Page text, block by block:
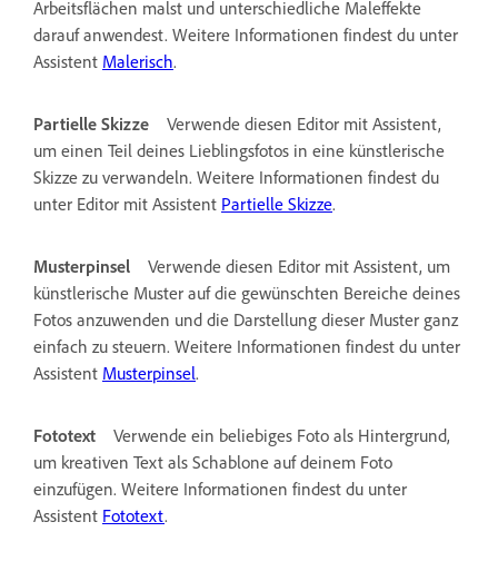
Arbeitsflächen malst und unterschiedliche Maleffekte
darauf anwendest. Weitere Informationen findest du unter
Assistent Malerisch.
Partielle Skizze
Verwende diesen Editor mit Assistent,
um einen Teil deines Lieblingsfotos in eine künstlerische
Skizze zu verwandeln. Weitere Informationen findest du
unter Editor mit Assistent Partielle Skizze.
Musterpinsel
Verwende diesen Editor mit Assistent, um
künstlerische Muster auf die gewünschten Bereiche deines
Fotos anzuwenden und die Darstellung dieser Muster ganz
einfach zu steuern. Weitere Informationen findest du unter
Assistent Musterpinsel.
Fototext
Verwende ein beliebiges Foto als Hintergrund,
um kreativen Text als Schablone auf deinem Foto
einzufügen. Weitere Informationen findest du unter
Assistent Fototext.